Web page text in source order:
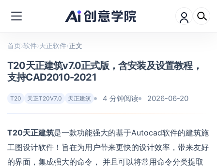
首页›软件›天正软件›正文
T20天正建筑v7.0正式版，含安装及设置教程，
支持CAD2010-2021
T20 天正T20V7.0 天正建筑 4 分钟阅读 2026-06-20
T20天正建筑是一款功能强大的基于Autocad软件的建筑施
工图设计软件！旨在为用户带来更快的设计效率，带来友好
的界面，集成强大的命令， 并且可以将常用命令分类提取